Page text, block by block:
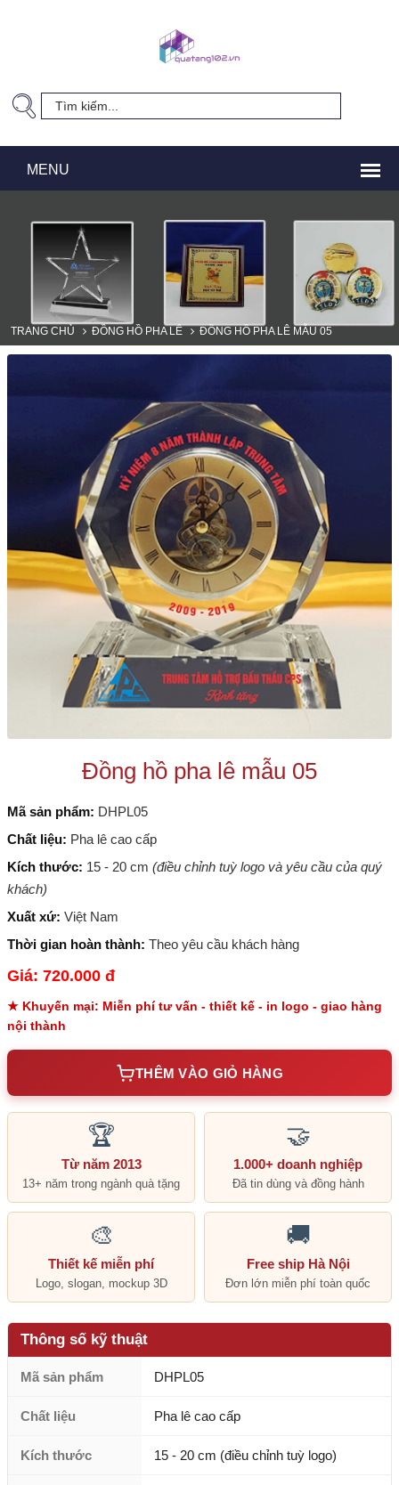
TRANG CHỦ ĐỒNG HỒ PHA LÊ ĐỒNG HỒ PHA LÊ MẪU 05
Đồng hồ pha lê mẫu 05
Mã sản phẩm: DHPL05
Chất liệu: Pha lê cao cấp
Kích thước: 15 - 20 cm (điều chỉnh tuỳ logo và yêu cầu của quý
khách)
Xuất xứ: Việt Nam
Thời gian hoàn thành: Theo yêu cầu khách hàng
Giá: 720.000 đ
★ Khuyến mại: Miễn phí tư vấn - thiết kế - in logo - giao hàng
nội thành
THÊM VÀO GIỎ HÀNG
🏆
Từ năm 2013
13+ năm trong ngành quà tặng
🤝
1.000+ doanh nghiệp
Đã tin dùng và đồng hành
🎨
Thiết kế miễn phí
Logo, slogan, mockup 3D
🚚
Free ship Hà Nội
Đơn lớn miễn phí toàn quốc
Thông số kỹ thuật
Mã sản phẩm DHPL05
Chất liệu Pha lê cao cấp
Kích thước 15 - 20 cm (điều chỉnh tuỳ logo)